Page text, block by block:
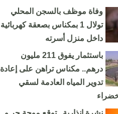
وفاة موظف بالسجن المحلي
تولال 1 بمكناس بصعقة كهربائية
داخل منزل أسرته
باستثمار يفوق 211 مليون
درهم.. مكناس تراهن على إعادة
تدوير المياه العادمة لسقي